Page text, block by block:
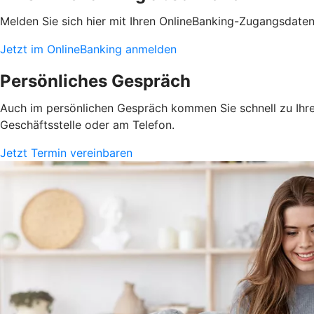
Melden Sie sich hier mit Ihren OnlineBanking-
Jetzt im OnlineBanking anmelden
Persönliches Gespräch
Auch im persönlichen Gespräch kommen Sie schnell zu
Geschäftsstelle oder am Telefon.
Jetzt Termin vereinbaren